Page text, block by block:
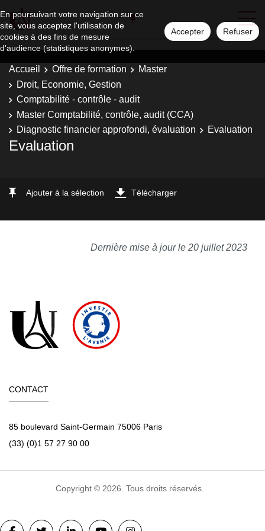
En poursuivant votre navigation sur ce
site, vous acceptez l'utilisation de
cookies à des fins de mesure
d'audience (statistiques anonymes).
Accepter Refuser
Accueil Offre de formation
Master
Droit, Economie, Gestion
Comptabilité - contrôle - audit
Master Comptabilité, contrôle, audit (CCA)
Diagnostic financier approfondi, évaluation
Evaluation
Evaluation
Ajouter à la sélection Télécharger
Dernière mise à jour le 20 juillet 2023
CONTACT
85 boulevard Saint-Germain 75006 Paris
(33) (0)1 57 27 90 00
Copyright © 2026. Tous droits réservés.